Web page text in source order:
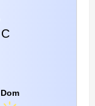
C
Dom